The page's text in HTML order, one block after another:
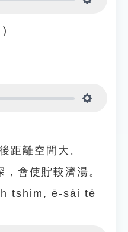
)
距離空間大。
，會使貯較濟湯。
tshim, ē-sái té